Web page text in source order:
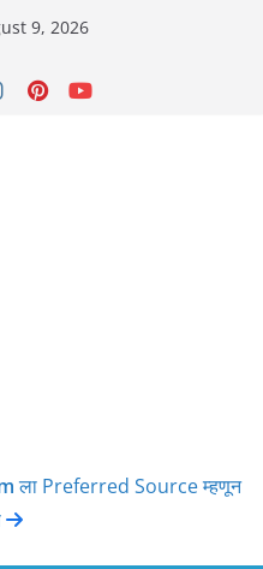
9, 2026
ला Preferred Source म्हणून